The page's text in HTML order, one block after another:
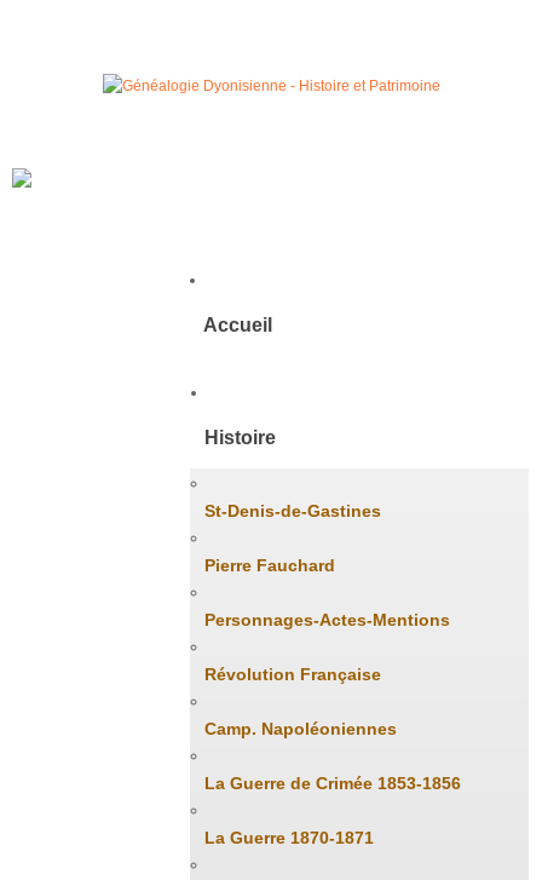
Accueil
Histoire
St-Denis-de-Gastines
Pierre Fauchard
Personnages-Actes-Mentions
Révolution Française
Camp. Napoléoniennes
La Guerre de Crimée 1853-1856
La Guerre 1870-1871